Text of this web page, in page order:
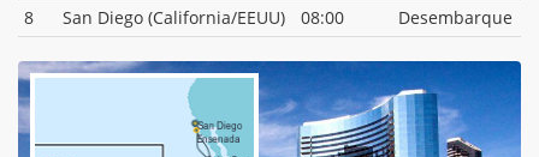
8
San Diego (California/EEUU) 08:00 Desembarque